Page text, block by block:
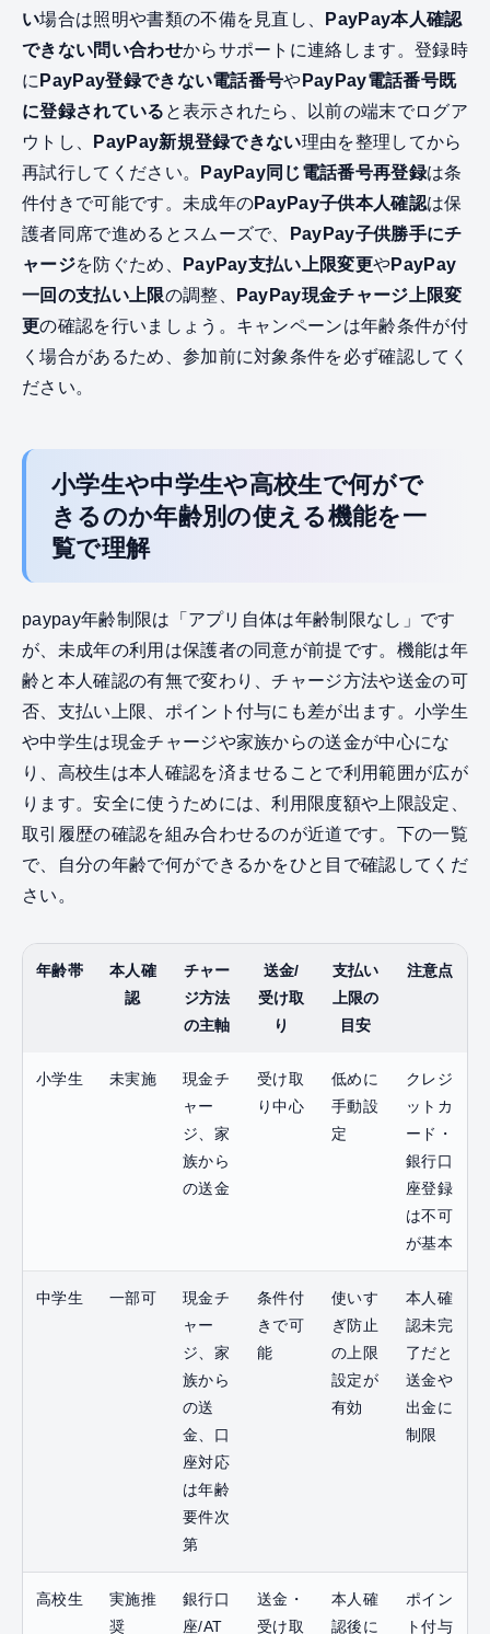
い場合は照明や書類の不備を見直し、
PayPay本人確認
できない問い合わせからサポートに連絡します。登録時
に PayPay登録できない電話番号や PayPay電話番号既
に登録されている と表示されたら、以前の端末でログア
ウトし、
PayPay新規登録できない理由を整理してから
再試行してください。
PayPay同じ電話番号再登録は条
件付きで可能です。未成年のPayPay子供本人確認は保
護者同席で進めるとスムーズで、
PayPay子供勝手にチ
ャージを防ぐため、 PayPay支払い上限変更やPayPay
一回の支払い上限の調整、
PayPay現金チャージ上限変
更の確認を行いましょう。キャンペーンは年齢条件が付
く場合があるため、参加前に対象条件を必ず確認してく
ださい。
小学生や中学生や高校生で何がで
きるのか年齢別の使える機能を一
覧で理解
paypay年齢制限は「アプリ自体は年齢制限なし」です
が、未成年の利用は保護者の同意が前提です。機能は年
齢と本人確認の有無で変わり、チャージ方法や送金の可
否、支払い上限、ポイント付与にも差が出ます。小学生
や中学生は現金チャージや家族からの送金が中心にな
り、高校生は本人確認を済ませることで利用範囲が広が
ります。安全に使うためには、利用限度額や上限設定、
取引履歴の確認を組み合わせるのが近道です。下の一覧
で、自分の年齢で何ができるかをひと目で確認してくだ
さい。
年齢帯
本人確
認
チャー
ジ方法
の主軸
送金/
受け取
り
支払い
上限の
目安
注意点
小学生 未実施
現金チ
ャー
ジ、家
族から
の送金
受け取
り中心
低めに
手動設
定
クレジ
ットカ
ード・
銀行口
座登録
は不可
が基本
中学生 一部可
現金チ
ャー
ジ、家
族から
の送
金、口
座対応
は年齢
要件次
第
条件付
きで可
能
使いす
ぎ防止
の上限
設定が
有効
本人確
認未完
了だと
送金や
出金に
制限
高校生
実施推
奨
銀行口
座/AT
送金・
受け取
本人確
認後に
ポイン
ト付与